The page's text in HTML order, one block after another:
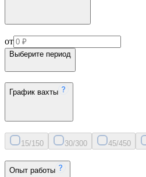
от
Выберите период
График вахты
15/150 30/300 45/450
Опыт работы